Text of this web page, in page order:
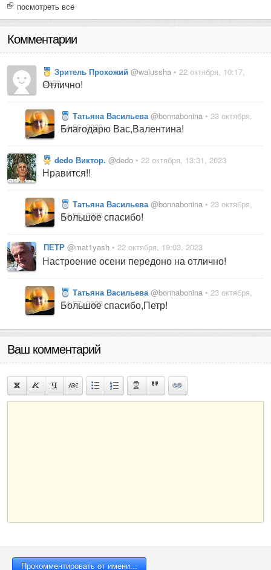
посмотреть все
Комментарии
Зритель Прохожий @walussha • 22 октября, 10:17,
2023
Отлично!
Татьяна Васильева @bonnabonina • 23 октября,
14:56, 2023
Благодарю Вас,Валентина!
dedo Виктор. @dedo • 22 октября, 13:31, 2023
Нравится!!
Татьяна Васильева @bonnabonina • 23 октября,
14:56, 2023
Большое спасибо!
ПЕТР @mat1yash • 22 октября, 19:03, 2023
Настроение осени передоно на отлично!
Татьяна Васильева @bonnabonina • 23 октября,
14:57, 2023
Большое спасибо,Петр!
Ваш комментарий